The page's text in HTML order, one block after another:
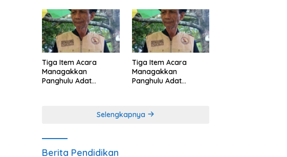
Dimanakah Lokasi
nya?
Tiga Item Acara
Managakkan
Panghulu Adat
Tiga Item Acara
Managakkan
Panghulu Adat
Selengkapnya
Berita Pendidikan